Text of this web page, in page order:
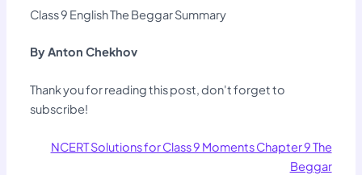
Class 9 English The Beggar Summary
By Anton Chekhov
Thank you for reading this post, don't forget to
subscribe!
NCERT Solutions for Class 9 Moments Chapter 9 The
Beggar